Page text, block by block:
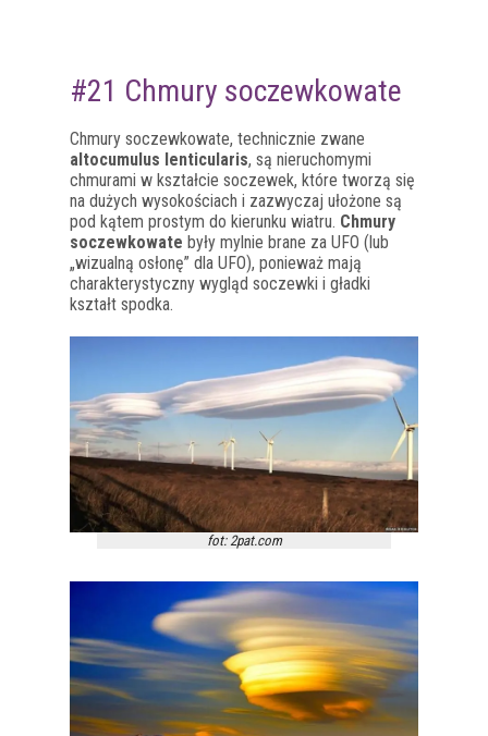
#21 Chmury soczewkowate
Chmury soczewkowate, technicznie zwane
altocumulus lenticularis, są nieruchomymi
chmurami w kształcie soczewek, które tworzą się
na dużych wysokościach i zazwyczaj ułożone są
pod kątem prostym do kierunku wiatru. Chmury
soczewkowate były mylnie brane za UFO (lub
„wizualną osłonę” dla UFO), ponieważ mają
charakterystyczny wygląd soczewki i gładki
kształt spodka.
fot: 2pat.com